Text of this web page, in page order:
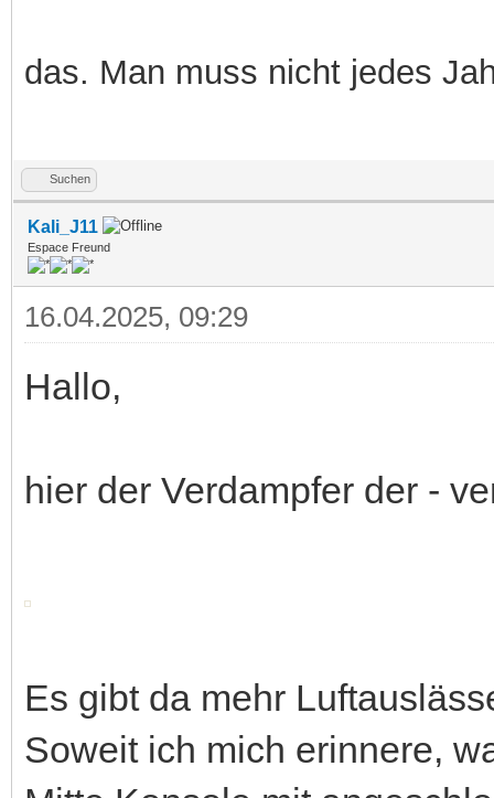
das. Man muss nicht jedes
Suchen
Kali_J11
Espace Freund
16.04.2025, 09:29
Hallo,
hier der Verdampfer der -
Es gibt da mehr
Soweit ich mich erinnere,